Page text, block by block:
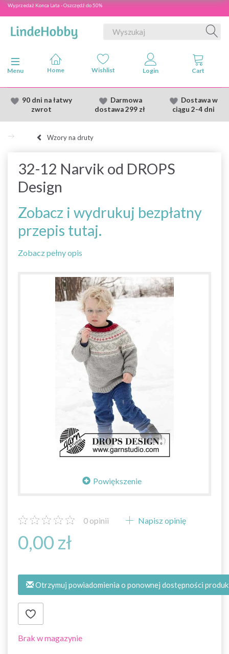
Wyprzedaż Konca Lata - Oszczędź do 50%
Przełącz nawigację
Menu
90 dni na łatwy
zwrot
Darmowa
dostawa299 zł
Dostawaw
ciągu 2-4 dni
Wzory na druty
32-12 Narvik od DROPS
Design
Zobacz i wydrukuj bezpłatny
przepis tutaj.
Zobacz pełny opis
Powiększenie
0 opinii Napisz opinię
0,00 zł
Otrzymuj powiadomienia o ponownej dostępności
Brak w magazynie